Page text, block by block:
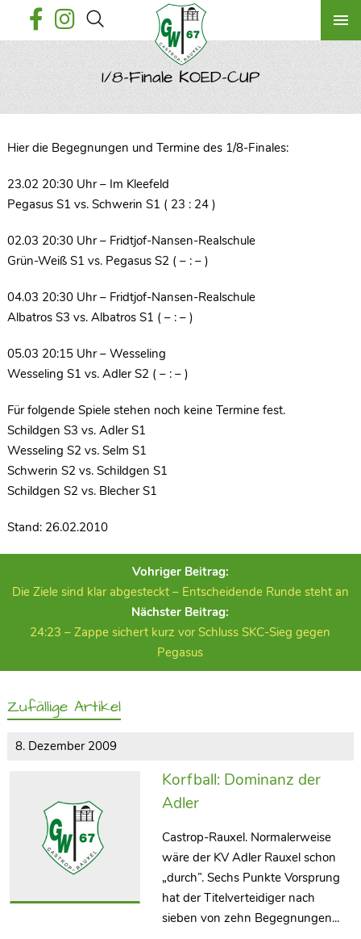
1/8-Finale KOED-CUP
Hier die Begegnungen und Termine des 1/8-Finales:
23.02 20:30 Uhr – Im Kleefeld
Pegasus S1 vs. Schwerin S1 ( 23 : 24 )
02.03 20:30 Uhr – Fridtjof-Nansen-Realschule
Grün-Weiß S1 vs. Pegasus S2 ( – : – )
04.03 20:30 Uhr – Fridtjof-Nansen-Realschule
Albatros S3 vs. Albatros S1 ( – : – )
05.03 20:15 Uhr – Wesseling
Wesseling S1 vs. Adler S2 ( – : – )
Für folgende Spiele stehen noch keine Termine fest.
Schildgen S3 vs. Adler S1
Wesseling S2 vs. Selm S1
Schwerin S2 vs. Schildgen S1
Schildgen S2 vs. Blecher S1
Stand: 26.02.2010
Vohriger Beitrag:
Die Ziele sind klar abgesteckt – Entscheidende Runde steht an
Nächster Beitrag:
24:23 – Zappe sichert kurz vor Schluss SKC-Sieg gegen
Pegasus
Zufällige Artikel
8. Dezember 2009
Korfball: Dominanz der
Adler
Castrop-Rauxel. Normalerweise
wäre der KV Adler Rauxel schon
„durch”. Sechs Punkte Vorsprung
hat der Titelverteidiger nach
sieben von zehn Begegnungen...